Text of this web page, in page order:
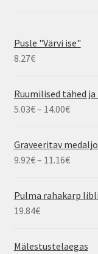
Pusle "Värvi ise"
8.27€
Ruumilised tähed
5.03€– 14.00€
kuni
14.00€
Graveeritav
9.92€– 11.16€
kuni
Pulma rahakarp
19.84€
Mälestustelaegas